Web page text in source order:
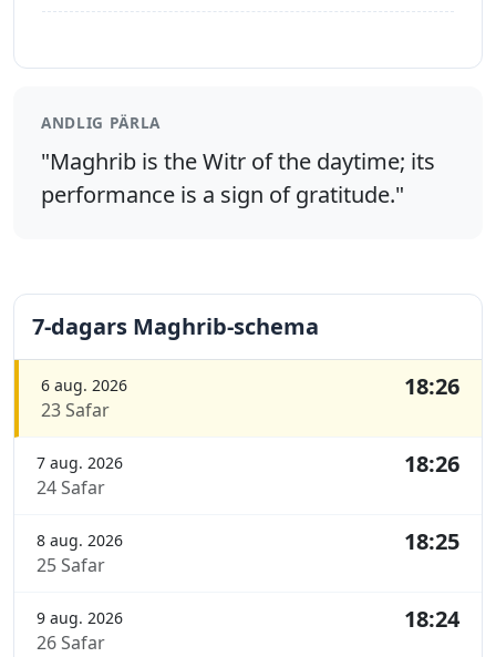
ANDLIG PÄRLA
"Maghrib is the Witr of the daytime; its
performance is a sign of gratitude."
7-dagars Maghrib-schema
6 aug. 2026
23 Safar
18:26
7 aug. 2026
24 Safar
18:26
8 aug. 2026
25 Safar
18:25
9 aug. 2026
26 Safar
18:24